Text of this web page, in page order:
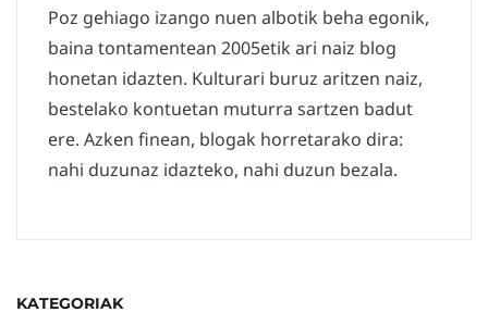
Poz gehiago izango nuen albotik beha egonik,
baina tontamentean 2005etik ari naiz blog
honetan idazten. Kulturari buruz aritzen naiz,
bestelako kontuetan muturra sartzen badut
ere. Azken finean, blogak horretarako dira:
nahi duzunaz idazteko, nahi duzun bezala.
KATEGORIAK